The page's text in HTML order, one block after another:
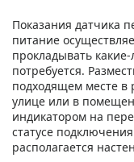
Показания датчика
питание
прокладывать
потребуется.
подходящем месте в
улице или в
индикатором на
статусе
располагается